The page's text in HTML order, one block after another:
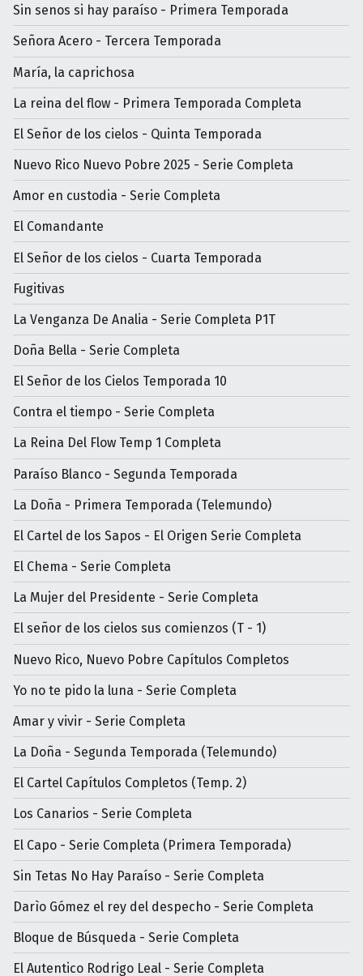
Sin senos si hay paraíso - Primera Temporada
Señora Acero - Tercera Temporada
María, la caprichosa
La reina del flow - Primera Temporada Completa
El Señor de los cielos - Quinta Temporada
Nuevo Rico Nuevo Pobre 2025 - Serie Completa
Amor en custodia - Serie Completa
El Comandante
El Señor de los cielos - Cuarta Temporada
Fugitivas
La Venganza De Analia - Serie Completa P1T
Doña Bella - Serie Completa
El Señor de los Cielos Temporada 10
Contra el tiempo - Serie Completa
La Reina Del Flow Temp 1 Completa
Paraíso Blanco - Segunda Temporada
La Doña - Primera Temporada (Telemundo)
El Cartel de los Sapos - El Origen Serie Completa
El Chema - Serie Completa
La Mujer del Presidente - Serie Completa
El señor de los cielos sus comienzos (T - 1)
Nuevo Rico, Nuevo Pobre Capítulos Completos
Yo no te pido la luna - Serie Completa
Amar y vivir - Serie Completa
La Doña - Segunda Temporada (Telemundo)
El Cartel Capítulos Completos (Temp. 2)
Los Canarios - Serie Completa
El Capo - Serie Completa (Primera Temporada)
Sin Tetas No Hay Paraíso - Serie Completa
Darìo Gómez el rey del despecho - Serie Completa
Bloque de Búsqueda - Serie Completa
El Autentico Rodrigo Leal - Serie Completa